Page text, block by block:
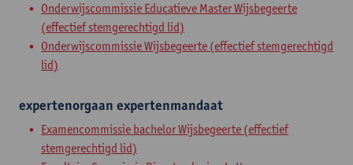
Onderwijscommissie Educatieve Master Wijsbegeerte
(effectief stemgerechtigd lid)
Onderwijscommissie Wijsbegeerte (effectief stemgerechtigd
lid)
expertenorgaan expertenmandaat
Examencommissie bachelor Wijsbegeerte (effectief
stemgerechtigd lid)